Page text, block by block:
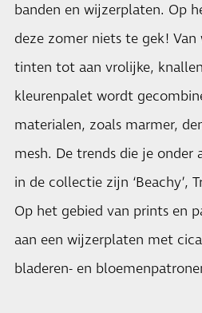
banden en wijzerplaten. Op
deze zomer niets te gek!
tinten tot aan vrolijke,
kleurenpalet wordt
materialen, zoals marmer,
mesh. De trends die je onder
in de collectie zijn ‘Beachy’,
Op het gebied van prints en
aan een wijzerplaten met
bladeren- en